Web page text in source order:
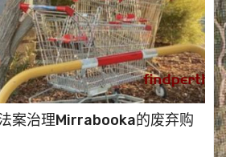
案治理Mirrabooka的废弃购